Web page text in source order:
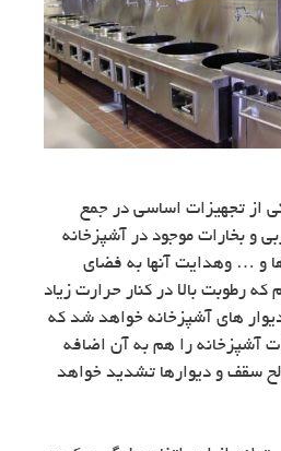
از تجهیزات اساسی در جمع
و بخارات موجود در آشپزخانه
و … وهدایت آنها به فضای
رطوبت بالا در کنار حرارت زیاد
های آشپزخانه خواهد شد که
آشپزخانه را هم به آن اضافه
سقف و دیوارها تشدید خواهد